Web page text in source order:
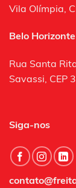
Vila Olímpia,
Belo Horizonte
Rua Santa
Savassi, CEP
Siga-nos